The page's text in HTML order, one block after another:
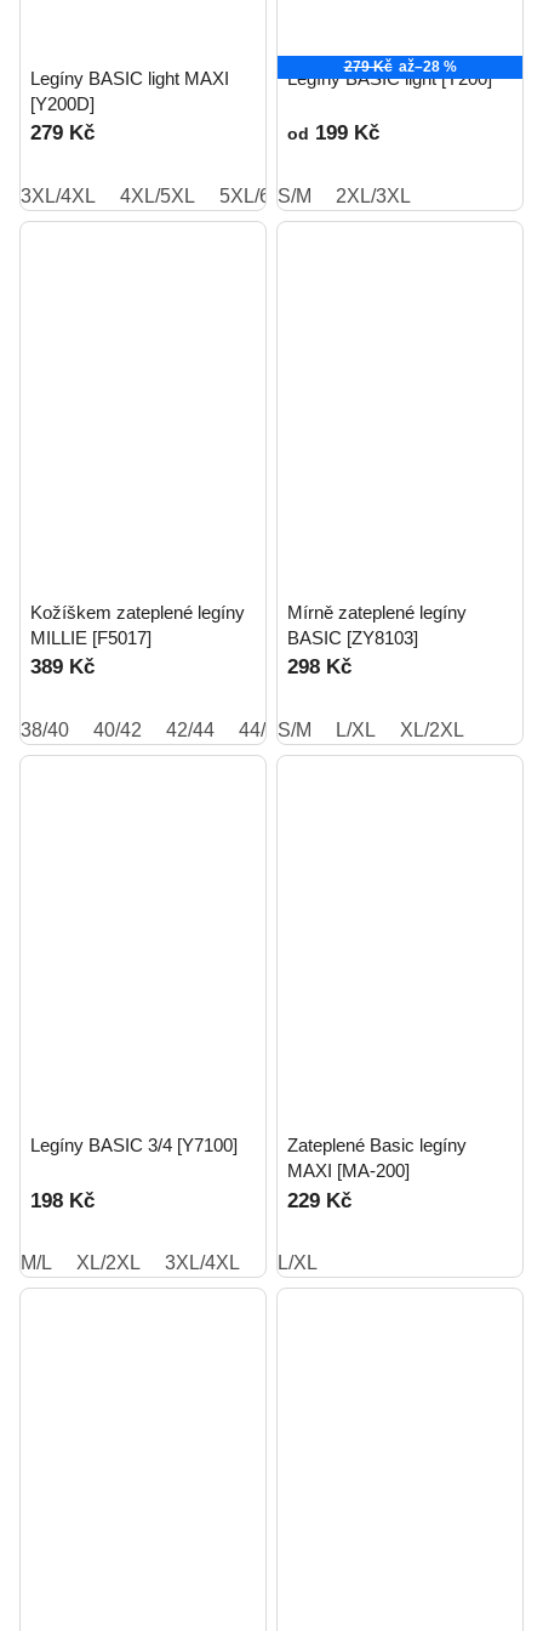
Legíny BASIC light MAXI
[Y200D]
279 Kč
3XL/4XL 4XL/5XL 5XL/6XL
279 Kč až–28 %
Legíny BASIC light [Y200]
od 199 Kč
S/M 2XL/3XL
Kožíškem zateplené legíny
MILLIE [F5017]
389 Kč
38/40 40/42 42/44 44/46
Mírně zateplené legíny
BASIC [ZY8103]
298 Kč
S/M L/XL XL/2XL
Legíny BASIC 3/4 [Y7100]
198 Kč
M/L XL/2XL 3XL/4XL
Zateplené Basic legíny
MAXI [MA-200]
229 Kč
L/XL